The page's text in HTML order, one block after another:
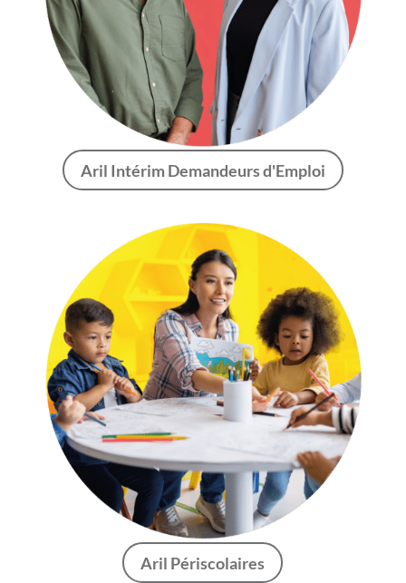
Aril Intérim Demandeurs d'Emploi
Aril Périscolaires